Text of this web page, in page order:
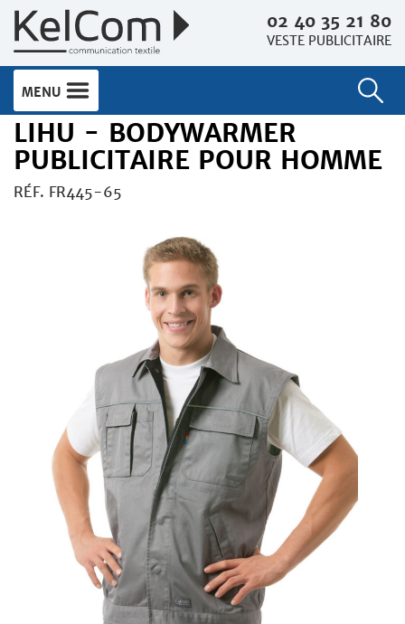
02 40 35 21 80
VESTE PUBLICITAIRE
MENU
LIHU - BODYWARMER
PUBLICITAIRE POUR HOMME
RÉF. FR445-65